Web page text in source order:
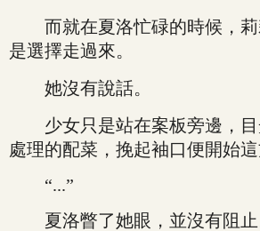
而就在夏洛忙碌的時候，莉
是選擇走過來。
她沒有說話。
少女只是站在案板旁邊，目
處理的配菜，挽起袖口便開始這
“...”
夏洛瞥了她眼，並沒有阻止